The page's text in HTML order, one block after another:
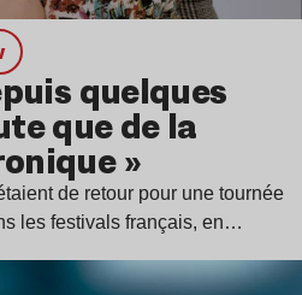
quelques
que de la
»
de retour pour une tournée
les festivals français, en…